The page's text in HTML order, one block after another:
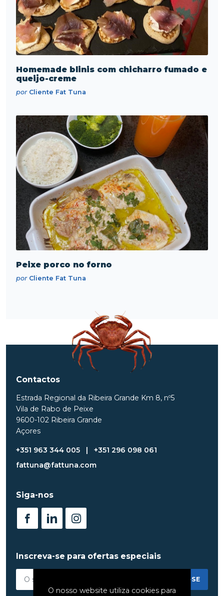
Homemade blinis com chicharro fumado e
queijo-creme
porCliente Fat Tuna
Peixe porco no forno
porCliente Fat Tuna
Contactos
Estrada Regional da Ribeira Grande Km 8, nº5
Vila de Rabo de Peixe
9600-102 Ribeira Grande
Açores
+351 963 344 005 |
+351 296 098 061
fattuna@fattuna.com
Siga-nos
Inscreva-se para ofertas especiais
INSCREVER-SE
O nosso website utiliza cookies para